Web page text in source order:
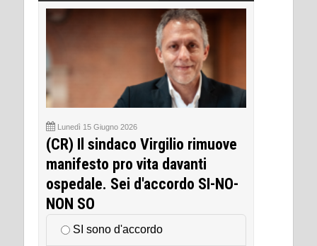
Lunedì 15 Giugno 2026
(CR) Il sindaco Virgilio rimuove
manifesto pro vita davanti
ospedale. Sei d'accordo SI-NO-
NON SO
SI sono d'accordo